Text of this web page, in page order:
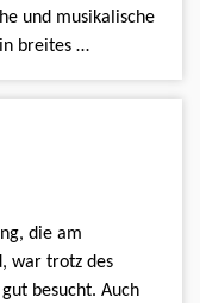
und musikalische
breites …
die am
war trotz des
besucht. Auch